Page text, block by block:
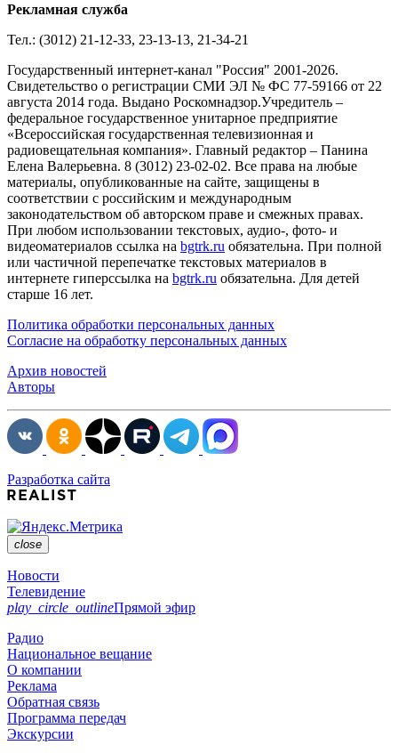
Рекламная служба
Тел.: (3012) 21-12-33, 23-13-13, 21-34-21
Государственный интернет-канал "Россия" 2001-2026.
Cвидетельство о регистрации СМИ ЭЛ № ФС 77-59166 от 22
августа 2014 года. Выдано Роскомнадзор.Учредитель –
федеральное государственное унитарное предприятие
«Всероссийская государственная телевизионная и
радиовещательная компания». Главный редактор – Панина
Елена Валерьевна. 8 (3012) 23-02-02. Все права на любые
материалы, опубликованные на сайте, защищены в
соответствии с российским и международным
законодательством об авторском праве и смежных правах.
При любом использовании текстовых, аудио-, фото- и
видеоматериалов ссылка на bgtrk.ru обязательна. При полной
или частичной перепечатке текстовых материалов в
интернете гиперссылка на bgtrk.ru обязательна. Для детей
старше 16 лет.
Политика обработки персональных данных
Согласие на обработку персональных данных
Архив новостей
Авторы
Разработка сайта
close
Новости
Телевидение
play_circle_outlineПрямой эфир
Радио
Национальное вещание
О компании
Реклама
Обратная связь
Программа передач
Экскурсии